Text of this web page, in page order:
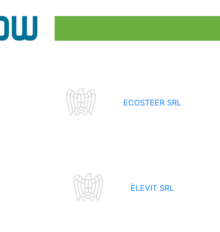
ECOSTEER SRL
ÈLEVIT SRL